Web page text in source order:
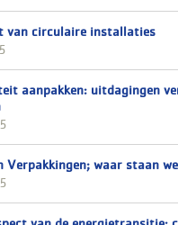
van circulaire installaties
aanpakken: uitdagingen
Verpakkingen; waar staan